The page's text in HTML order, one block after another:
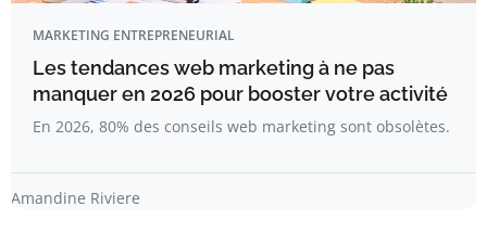
MARKETING ENTREPRENEURIAL
Les tendances web marketing à ne pas
manquer en 2026 pour booster votre activité
En 2026, 80% des conseils web marketing sont obsolètes.
Amandine Riviere